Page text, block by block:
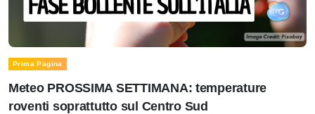
Prima Pagina
Meteo PROSSIMA SETTIMANA: temperature
roventi soprattutto sul Centro Sud